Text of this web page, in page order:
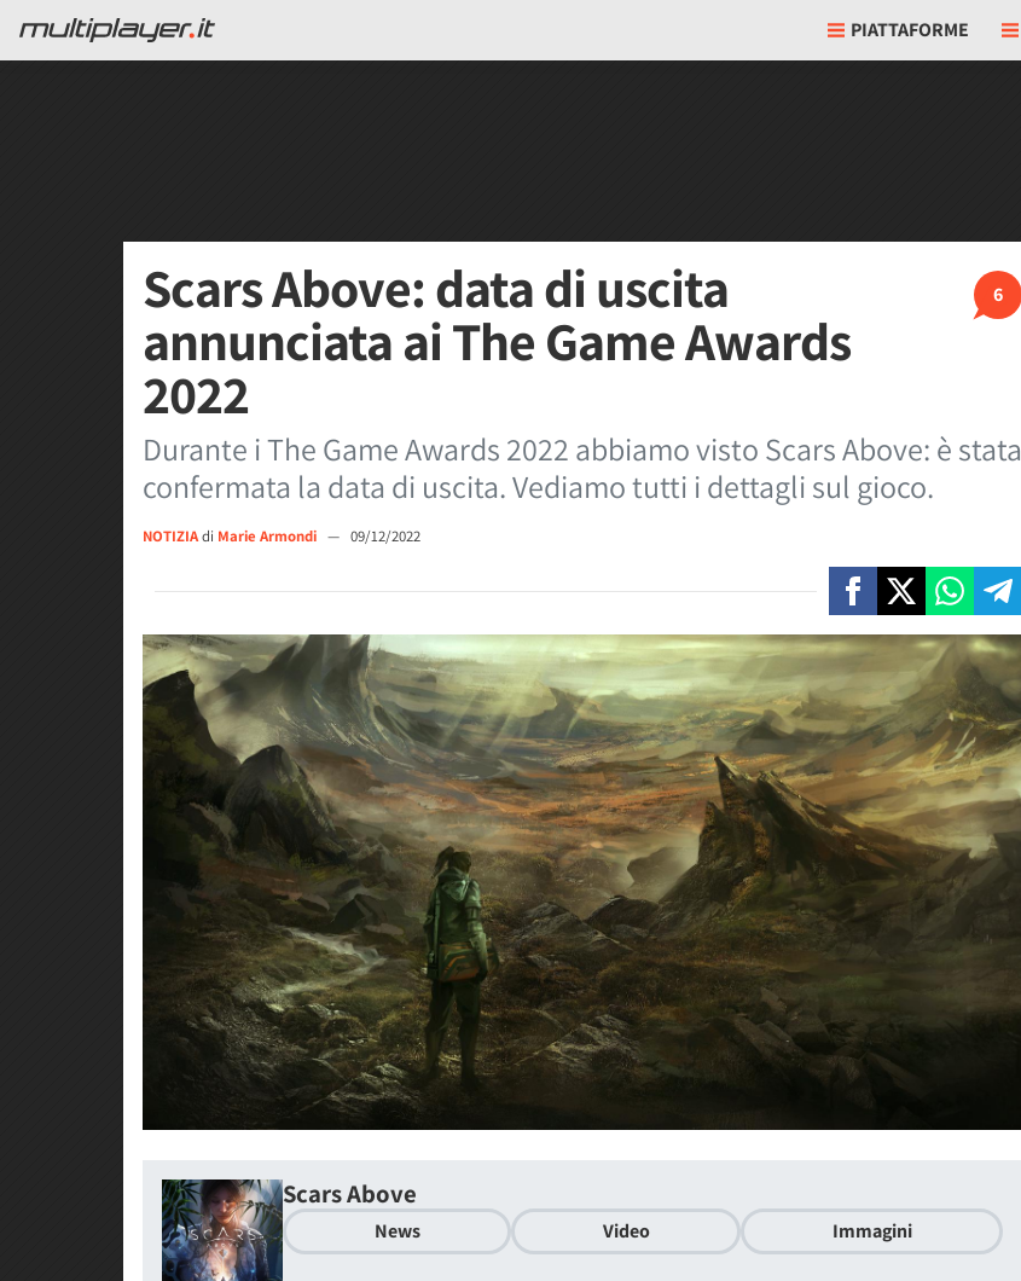
PIATTAFORME
6
Scars Above: data di uscita
annunciata ai The Game Awards
2022
Durante i The Game Awards 2022 abbiamo visto Scars Above: è stata
confermata la data di uscita. Vediamo tutti i dettagli sul gioco.
NOTIZIAdi Marie Armondi — 09/12/2022
Scars Above
News Video Immagini